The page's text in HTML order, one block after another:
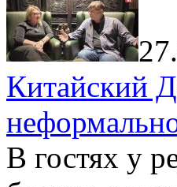
Китайский
В гостях у